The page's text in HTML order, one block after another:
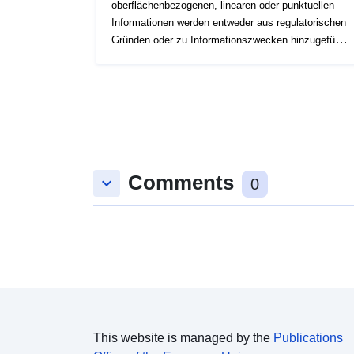
oberflächenbezogenen, linearen oder punktuellen
Informationen werden entweder aus regulatorischen
Gründen oder zu Informationszwecken hinzugefügt:
keyboard_arrow_down Comments 0
This website is managed by the Publications